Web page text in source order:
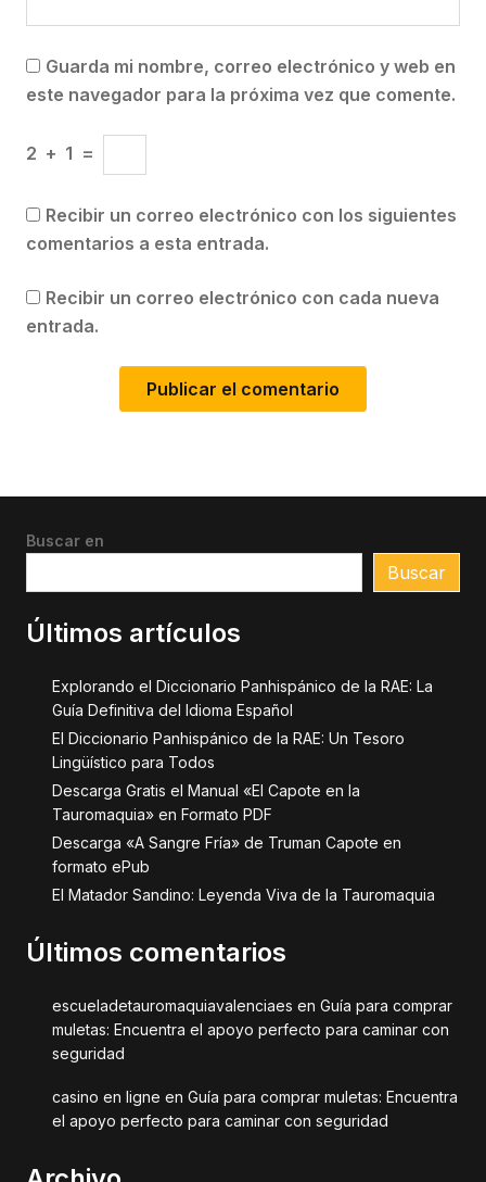
Guarda mi nombre, correo electrónico y web en
este navegador para la próxima vez que comente.
2 + 1 =
Recibir un correo electrónico con los siguientes
comentarios a esta entrada.
Recibir un correo electrónico con cada nueva
entrada.
Buscar en
Buscar
Últimos artículos
Explorando el Diccionario Panhispánico de la RAE: La
Guía Definitiva del Idioma Español
El Diccionario Panhispánico de la RAE: Un Tesoro
Lingüístico para Todos
Descarga Gratis el Manual «El Capote en la
Tauromaquia» en Formato PDF
Descarga «A Sangre Fría» de Truman Capote en
formato ePub
El Matador Sandino: Leyenda Viva de la Tauromaquia
Últimos comentarios
escueladetauromaquiavalenciaes en Guía para comprar
muletas: Encuentra el apoyo perfecto para caminar con
seguridad
casino en ligne en Guía para comprar muletas: Encuentra
el apoyo perfecto para caminar con seguridad